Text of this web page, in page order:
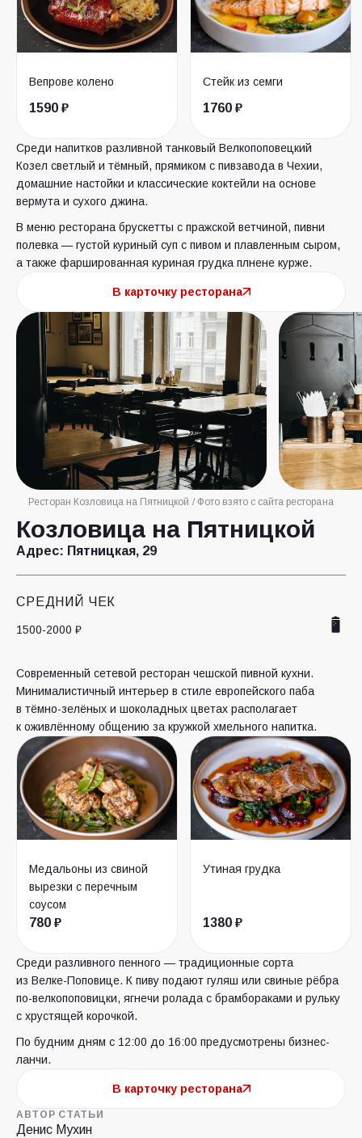
Вепрове колено
1590 ₽
Стейк из семги
1760 ₽
Среди напитков разливной танковый Велкопоповецкий
Козел светлый и тёмный, прямиком с пивзавода в Чехии,
домашние настойки и классические коктейли на основе
вермута и сухого джина.
В меню ресторана брускетты с пражской ветчиной, пивни
полевка — густой куриный суп с пивом и плавленным сыром,
а также фаршированная куриная грудка плнене курже.
В карточку ресторана
Ресторан Козловица на Пятницкой / Фото взято с сайта ресторана
Козловица на Пятницкой
Адрес: Пятницкая, 29
СРЕДНИЙ ЧЕК
1500-2000 ₽
Современный сетевой ресторан чешской пивной кухни.
Минималистичный интерьер в стиле европейского паба
в тёмно-зелёных и шоколадных цветах располагает
к оживлённому общению за кружкой хмельного напитка.
Медальоны из свиной
вырезки с перечным
соусом
780 ₽
Утиная грудка
1380 ₽
Среди разливного пенного — традиционные сорта
из Велке-Поповице. К пиву подают гуляш или свиные рёбра
по-велкопоповицки, ягнечи ролада с брамбораками и рульку
с хрустящей корочкой.
По будним дням с 12:00 до 16:00 предусмотрены бизнес-
ланчи.
В карточку ресторана
АВТОР СТАТЬИ
Денис Мухин